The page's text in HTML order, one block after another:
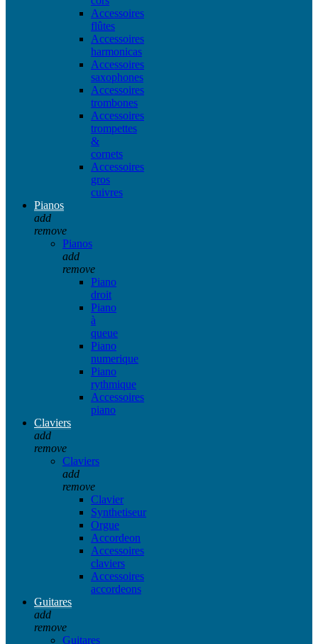
Accessoires
flûtes
Accessoires
harmonicas
Accessoires
saxophones
Accessoires
trombones
Accessoires
trompettes
&
cornets
Accessoires
gros
cuivres
Pianos
add
remove
Pianos
add
remove
Piano
droit
Piano
à
queue
Piano
numerique
Piano
rythmique
Accessoires
piano
Claviers
add
remove
Claviers
add
remove
Clavier
Synthetiseur
Orgue
Accordeon
Accessoires
claviers
Accessoires
accordeons
Guitares
add
remove
Guitares